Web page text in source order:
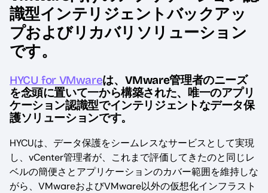
識型インテリジェントバックアッ
プおよびリカバリソリューション
です。
HYCU for VMwareは、VMware管理者のニーズ
を念頭に置いて一から構築された、唯一のアプリ
ケーション認識型でインテリジェントなデータ保
護ソリューションです。
HYCUは、データ保護をシームレスなサービスとして実現
し、vCenter管理者が、これまで評価してきたのと同じレ
ベルの簡便さとアプリケーションのカバー範囲を維持しな
がら、VMwareおよびVMware以外の仮想化インフラスト